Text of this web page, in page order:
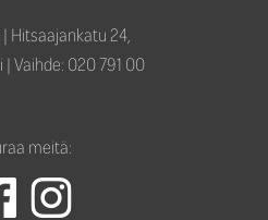
| Hitsaajankatu 24,­­
Vaihde: 020 791 00
meitä: